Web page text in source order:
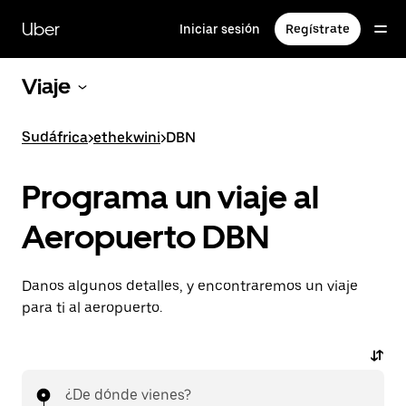
contenido
principal
Uber Iniciar sesión Regístrate
Viaje
Sudáfrica>ethekwini>DBN
Programa un viaje al
Aeropuerto DBN
Danos algunos detalles, y encontraremos un viaje
para ti al aeropuerto.
¿De dónde vienes?